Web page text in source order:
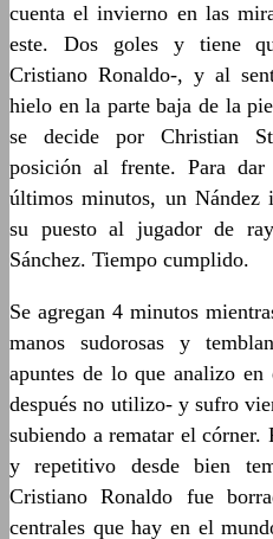
cuenta el invierno en las
este. Dos goles y tiene
Cristiano Ronaldo-, y al
hielo en la parte baja de la
se decide por Christian
posición al frente. Para
últimos minutos, un Nández
su puesto al jugador de
Sánchez. Tiempo cumplido.
Se agregan 4 minutos
manos sudorosas y
apuntes de lo que analizo
después no utilizo- y sufro
subiendo a rematar el
y repetitivo desde bien
Cristiano Ronaldo fue
centrales que hay en el